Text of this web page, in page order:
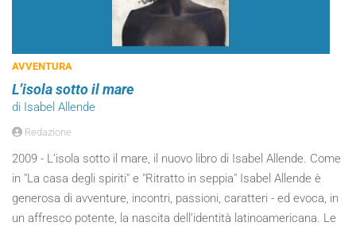
AVVENTURA
L’isola sotto il mare
di Isabel Allende
Redazione
2009 - L’isola sotto il mare, il nuovo libro di Isabel Allende. Come
in "La casa degli spiriti" e "Ritratto in seppia" Isabel Allende è
generosa di avventure, incontri, passioni, caratteri - ed evoca, in
un affresco potente, la nascita dell’identità latinoamericana. Le